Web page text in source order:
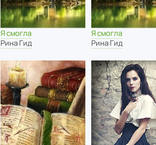
Я смогла
Рина Гид
Я смогла
Рина Гид